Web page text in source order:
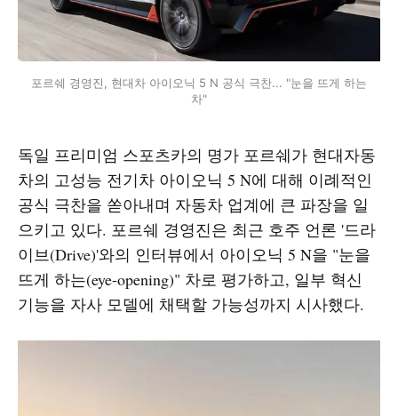
포르쉐 경영진, 현대차 아이오닉 5 N 공식 극찬... "눈을 뜨게 하는
차"
독일 프리미엄 스포츠카의 명가 포르쉐가 현대자동
차의 고성능 전기차 아이오닉 5 N에 대해 이례적인
공식 극찬을 쏟아내며 자동차 업계에 큰 파장을 일
으키고 있다. 포르쉐 경영진은 최근 호주 언론 '드라
이브(Drive)'와의 인터뷰에서 아이오닉 5 N을 "눈을
뜨게 하는(eye-opening)" 차로 평가하고, 일부 혁신
기능을 자사 모델에 채택할 가능성까지 시사했다.